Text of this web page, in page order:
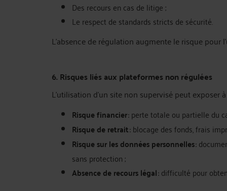
Des recours en cas de litige ;
Le respect de standards stricts de sécurité.
L’absence de régulation augmente le risque pour
6. Risques liés aux plateformes non régulées
L’utilisation d’un site non supervisé peut exposer à
Risque financier: perte totale ou partielle du
Risque de retrait: blocage des fonds, frais
Risque sur les données personnelles:
sans protection ;
Absence de recours légal: difficulté pour